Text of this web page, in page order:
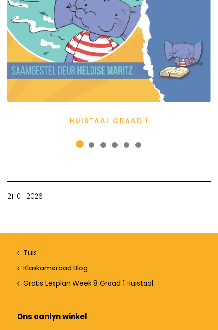
HUISTAAL GRAAD 1
21-01-2026
Tuis
Klaskameraad Blog
Gratis Lesplan Week 8 Graad 1 Huistaal
Ons aanlyn winkel